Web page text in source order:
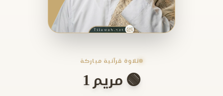
تلاوة قرآنية مباركة
🟢 مريم 1